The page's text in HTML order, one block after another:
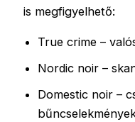
is megfigyelhető:
True crime –
Nordic noir –
Domestic noir –